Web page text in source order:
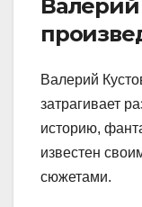
Валерий
Валерий
затрагивает
историю,
известен
сюжетами.